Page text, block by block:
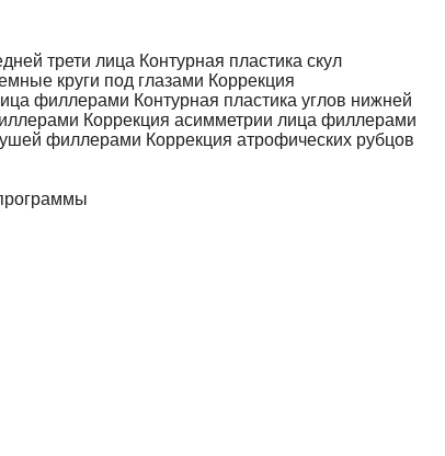
трети лица Контурная пластика скул
круги под глазами Коррекция
филлерами Контурная пластика углов нижней
Коррекция асимметрии лица филлерами
ушей филлерами Коррекция атрофических рубцов